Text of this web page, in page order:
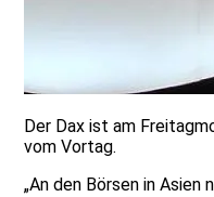
Der Dax ist am
vom Vortag.
„An den Börsen in